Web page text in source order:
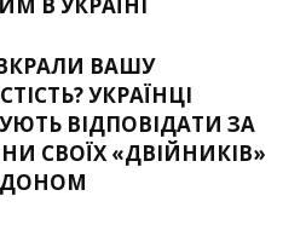
В УКРАЇНІ
ВАШУ
УКРАЇНЦІ
ВІДПОВІДАТИ ЗА
СВОЇХ «ДВІЙНИКІВ»